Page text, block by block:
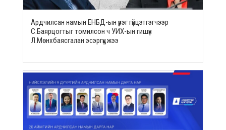
Ардчилсан намын ЕНБД-ын үүрэг гүйцэтгэгчээр
С.Баярцогтыг томилсон ч УИХ-ын гишүүн
Л.Мөнхбаясгалан эсэргүүцжээ